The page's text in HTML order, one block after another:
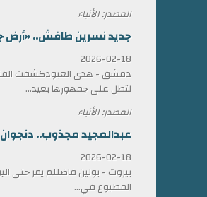
المصدر: الأنباء
جديد نسرين طافش.. «أرض
2026-02-18
دمشق - هدى العبودكشفت
لتطل على جمهورها بعيد...
المصدر: الأنباء
عبدالمجيد مجذوب.. دنجوان
2026-02-18
بيروت - بولين فاضللم يمر حتى
المطبوع في...